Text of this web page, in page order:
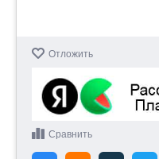
Отложить
Сравнить